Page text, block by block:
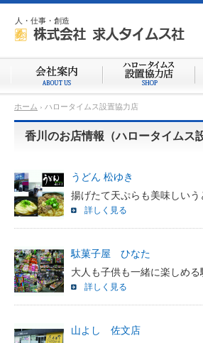
人・仕事・創造
ホーム › ハロータイムス設置協力店
香川のお店情報（ハロータイムス
うどん 松ゆき
揚げたて天ぷらも美味しいう
詳しく見る
駄菓子屋 ひなた
大人も子供も一緒に楽しめる
詳しく見る
山よし 佐文店